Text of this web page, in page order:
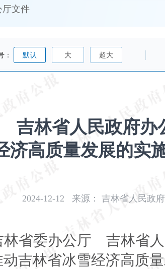
厅文件
： 默认 大 超大
吉林省人民政府办
济高质量发展的实
2024-12-12 来源： 吉林省人民政府
林省委办公厅 吉林省
林省冰雪经济高质量